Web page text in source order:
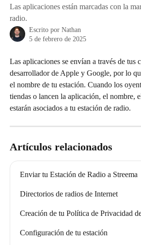
Las aplicaciones están marcadas con la
radio.
Escrito por Nathan
5 de febrero de 2025
Las aplicaciones se envían a través de tus
desarrollador de Apple y Google, por lo
el nombre de tu estación. Cuando los
tiendas o lancen la aplicación, el nombre,
estarán asociados a tu estación de radio.
Artículos relacionados
Enviar tu Estación de Radio a Streema
Directorios de radios de Internet
Creación de tu Política de Privacidad
Configuración de tu estación